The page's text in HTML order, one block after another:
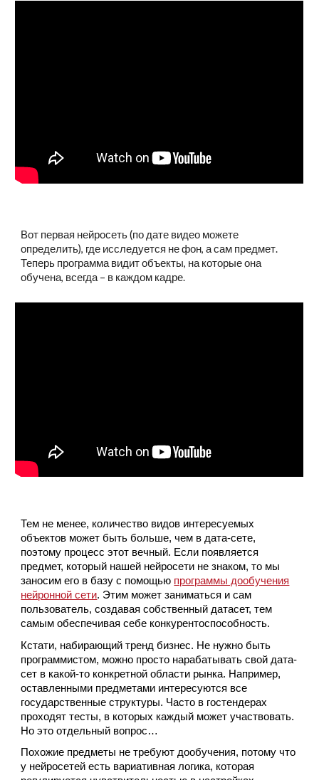
Вот первая нейросеть (по дате видео можете
определить), где исследуется не фон, а сам предмет.
Теперь программа видит объекты, на которые она
обучена, всегда – в каждом кадре.
Тем не менее, количество видов интересуемых
объектов может быть больше, чем в дата-сете,
поэтому процесс этот вечный. Если появляется
предмет, который нашей нейросети не знаком, то мы
заносим его в базу с помощью программы дообучения
нейронной сети. Этим может заниматься и сам
пользователь, создавая собственный датасет, тем
самым обеспечивая себе конкурентоспособность.
Кстати, набирающий тренд бизнес. Не нужно быть
программистом, можно просто нарабатывать свой дата-
сет в какой-то конкретной области рынка. Например,
оставленными предметами интересуются все
государственные структуры. Часто в гостендерах
проходят тесты, в которых каждый может участвовать.
Но это отдельный вопрос…
Похожие предметы не требуют дообучения, потому что
у нейросетей есть вариативная логика, которая